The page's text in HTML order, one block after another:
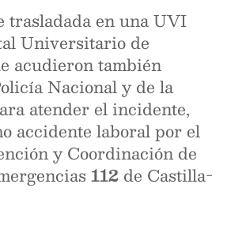
trasladada en una UVI
Universitario de
acudieron también
Nacional y de la
atender el incidente,
accidente laboral por el
y Coordinación de
112 de Castilla-